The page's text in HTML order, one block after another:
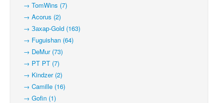
→ TomWins (7)
→ Acorus (2)
→ Захар-Gold (163)
→ Fuguishan (64)
→ DeMur (73)
→ PT PT (7)
→ Kindzer (2)
→ Camille (16)
→ Gofin (1)